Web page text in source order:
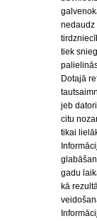
nedaudz
tiek
Dotajā
jeb
citu
tikai
gadu
kā